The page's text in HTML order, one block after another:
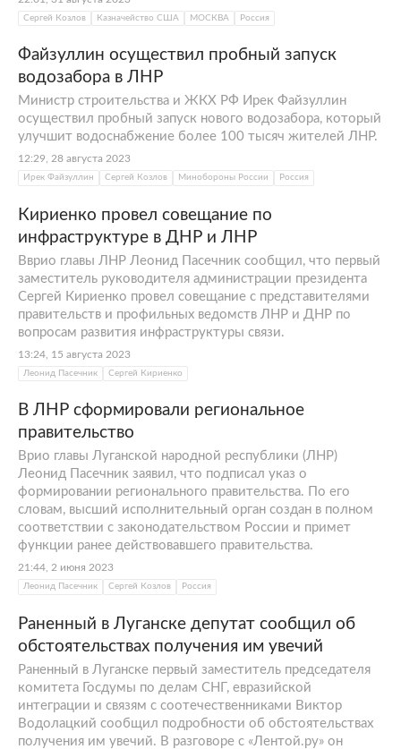
Сергей Козлов Казначейство США МОСКВА Россия
Файзуллин осуществил пробный запуск
водозабора в ЛНР
Министр строительства и ЖКХ РФ Ирек Файзуллин
осуществил пробный запуск нового водозабора, который
улучшит водоснабжение более 100 тысяч жителей ЛНР.
12:29, 28 августа 2023
Ирек Файзуллин Сергей Козлов Минобороны России Россия
Кириенко провел совещание по
инфраструктуре в ДНР и ЛНР
Вврио главы ЛНР Леонид Пасечник сообщил, что первый
заместитель руководителя администрации президента
Сергей Кириенко провел совещание с представителями
правительств и профильных ведомств ЛНР и ДНР по
вопросам развития инфраструктуры связи.
13:24, 15 августа 2023
Леонид Пасечник Сергей Кириенко
В ЛНР сформировали региональное
правительство
Врио главы Луганской народной республики (ЛНР)
Леонид Пасечник заявил, что подписал указ о
формировании регионального правительства. По его
словам, высший исполнительный орган создан в полном
соответствии с законодательством России и примет
функции ранее действовавшего правительства.
21:44, 2 июня 2023
Леонид Пасечник Сергей Козлов Россия
Раненный в Луганске депутат сообщил об
обстоятельствах получения им увечий
Раненный в Луганске первый заместитель председателя
комитета Госдумы по делам СНГ, евразийской
интеграции и связям с соотечественниками Виктор
Водолацкий сообщил подробности об обстоятельствах
получения им увечий. В разговоре с «Лентой.ру» он